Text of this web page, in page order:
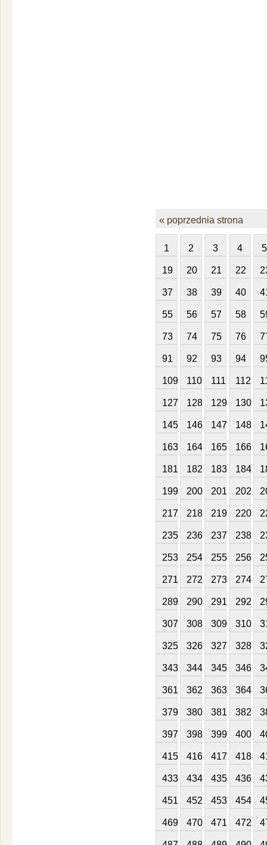
« poprzednia strona
1 2 3 4 5
19 20 21 22
37 38 39 40
55 56 57 58
73 74 75 76
91 92 93 94
109 110 111 112
127 128 129 130
145 146 147 148
163 164 165 166
181 182 183 184
199 200 201 202
217 218 219 220
235 236 237 238
253 254 255 256
271 272 273 274
289 290 291 292
307 308 309 310
325 326 327 328
343 344 345 346
361 362 363 364
379 380 381 382
397 398 399 400
415 416 417 418
433 434 435 436
451 452 453 454
469 470 471 472